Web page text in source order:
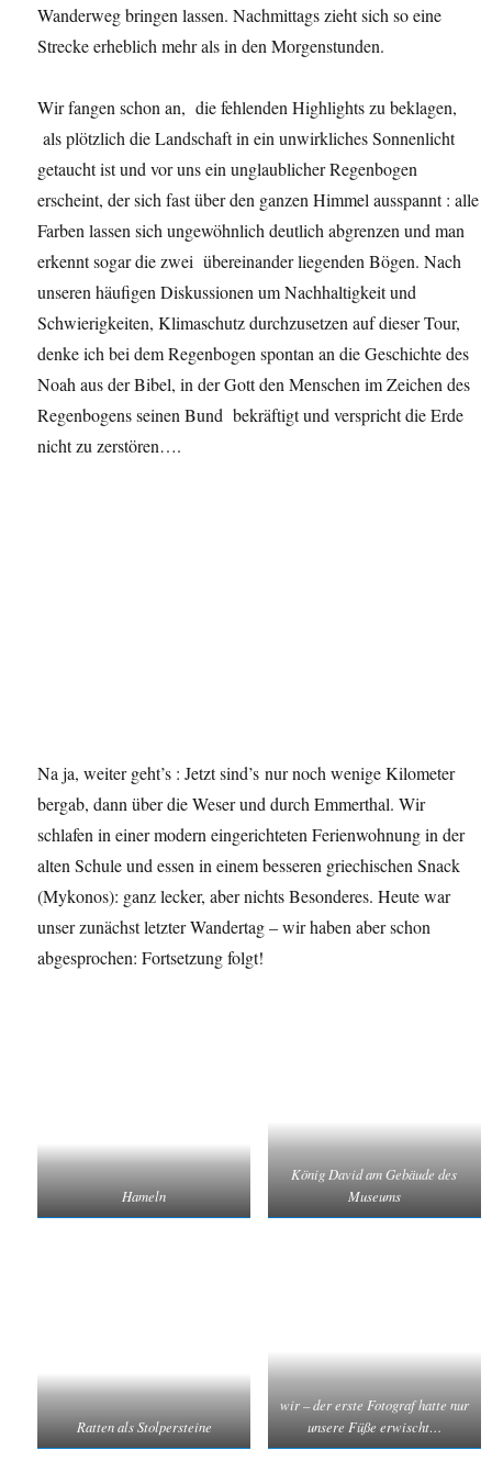
Wanderweg bringen lassen. Nachmittags zieht sich so eine
Strecke erheblich mehr als in den Morgenstunden.
Wir fangen schon an, die fehlenden Highlights zu beklagen,
als plötzlich die Landschaft in ein unwirkliches Sonnenlicht
getaucht ist und vor uns ein unglaublicher Regenbogen
erscheint, der sich fast über den ganzen Himmel ausspannt : alle
Farben lassen sich ungewöhnlich deutlich abgrenzen und man
erkennt sogar die zwei übereinander liegenden Bögen. Nach
unseren häufigen Diskussionen um Nachhaltigkeit und
Schwierigkeiten, Klimaschutz durchzusetzen auf dieser Tour,
denke ich bei dem Regenbogen spontan an die Geschichte des
Noah aus der Bibel, in der Gott den Menschen im Zeichen des
Regenbogens seinen Bund bekräftigt und verspricht die Erde
nicht zu zerstören….
Na ja, weiter geht’s : Jetzt sind’s nur noch wenige Kilometer
bergab, dann über die Weser und durch Emmerthal. Wir
schlafen in einer modern eingerichteten Ferienwohnung in der
alten Schule und essen in einem besseren griechischen Snack
(Mykonos): ganz lecker, aber nichts Besonderes. Heute war
unser zunächst letzter Wandertag – wir haben aber schon
abgesprochen: Fortsetzung folgt!
Hameln
König David am Gebäude des
Museums
Ratten als Stolpersteine
wir – der erste Fotograf hatte nur
unsere Füße erwischt…